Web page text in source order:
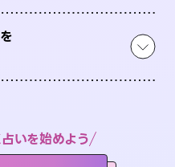
いを始めよう